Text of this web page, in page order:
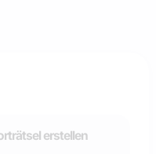
erstellen